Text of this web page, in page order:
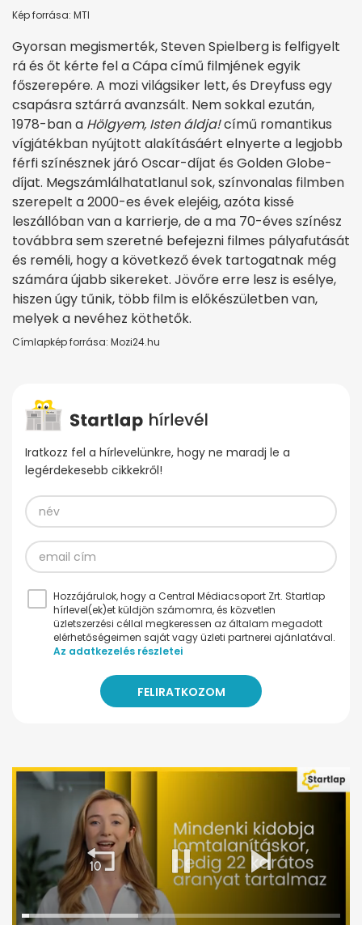
Kép forrása: MTI
Gyorsan megismerték, Steven Spielberg is felfigyelt
rá és őt kérte fel a Cápa című filmjének egyik
főszerepére. A mozi világsiker lett, és Dreyfuss egy
csapásra sztárrá avanzsált. Nem sokkal ezután,
1978-ban a Hölgyem, Isten áldja!című romantikus
vígjátékban nyújtott alakításáért elnyerte a legjobb
férfi színésznek járó Oscar-díjat és Golden Globe-
díjat. Megszámlálhatatlanul sok, színvonalas filmben
szerepelt a 2000-es évek elejéig, azóta kissé
leszállóban van a karrierje, de a ma 70-éves színész
továbbra sem szeretné befejezni filmes pályafutását
és reméli, hogy a következő évek tartogatnak még
számára újabb sikereket. Jövőre erre lesz is esélye,
hiszen úgy tűnik, több film is előkészületben van,
melyek a nevéhez köthetők.
Címlapkép forrása: Mozi24.hu
Iratkozz fel a hírlevelünkre, hogy ne maradj le a
legérdekesebb cikkekről!
Hozzájárulok, hogy a Central Médiacsoport Zrt. Startlap
hírlevel(ek)et küldjön számomra, és közvetlen
üzletszerzési céllal megkeressen az általam megadott
elérhetőségeimen saját vagy üzleti partnerei ajánlatával.
Az adatkezelés részletei